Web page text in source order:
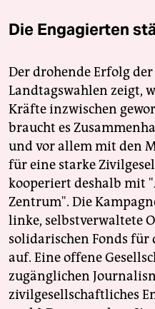
Die Engagierten
Der drohende Erfolg
Landtagswahlen zeigt,
Kräfte inzwischen
braucht es
und vor allem mit den
für eine starke
kooperiert deshalb mit
Zentrum". Die
linke, selbstverwaltete
solidarischen Fonds für
auf. Eine offene
zugänglichen
zivilgesellschaftliches